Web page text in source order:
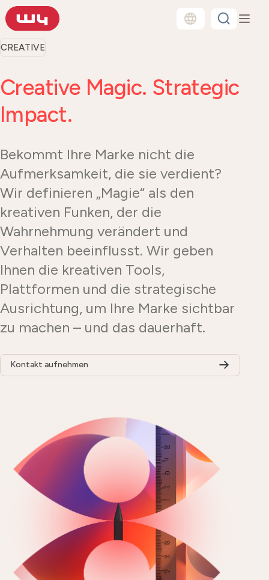
CREATIVE
Creative Magic. Strategic
Impact.
Bekommt Ihre Marke nicht die
Aufmerksamkeit, die sie verdient?
Wir definieren „Magie“ als den
kreativen Funken, der die
Wahrnehmung verändert und
Verhalten beeinflusst. Wir geben
Ihnen die kreativen Tools,
Plattformen und die strategische
Ausrichtung, um Ihre Marke sichtbar
zu machen – und das dauerhaft.
Kontakt aufnehmen